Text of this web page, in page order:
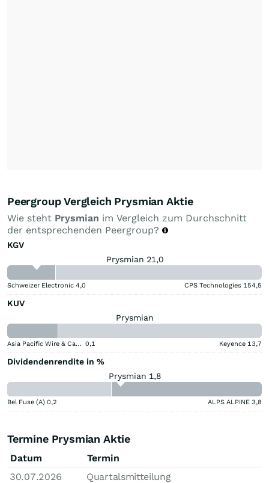
Peergroup Vergleich Prysmian Aktie
Wie steht Prysmian im Vergleich zum Durchschnitt
der entsprechenden Peergroup?
KGV
Prysmian 21,0
Schweizer Electronic 4,0 CPS Technologies 154,5
KUV
Prysmian
Asia Pacific Wire & Cable 0,1 Keyence 13,7
Dividendenrendite in %
Prysmian 1,8
Bel Fuse (A) 0,2 ALPS ALPINE 3,8
Termine Prysmian Aktie
Datum
Termin
30.07.2026
Quartalsmitteilung